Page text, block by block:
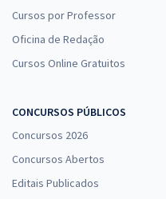
Cursos por Professor
Oficina de Redação
Cursos Online Gratuitos
CONCURSOS PÚBLICOS
Concursos 2026
Concursos Abertos
Editais Publicados